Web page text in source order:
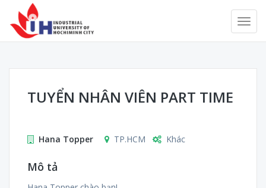
TUYỂN NHÂN VIÊN PART TIME
Hana Topper TP.HCM Khác
Mô tả